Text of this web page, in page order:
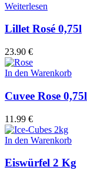
Weiterlesen
Lillet Rosé 0,75l
23.90 €
In den Warenkorb
Cuvee Rose 0,75l
11.99 €
In den Warenkorb
Eiswürfel 2 Kg